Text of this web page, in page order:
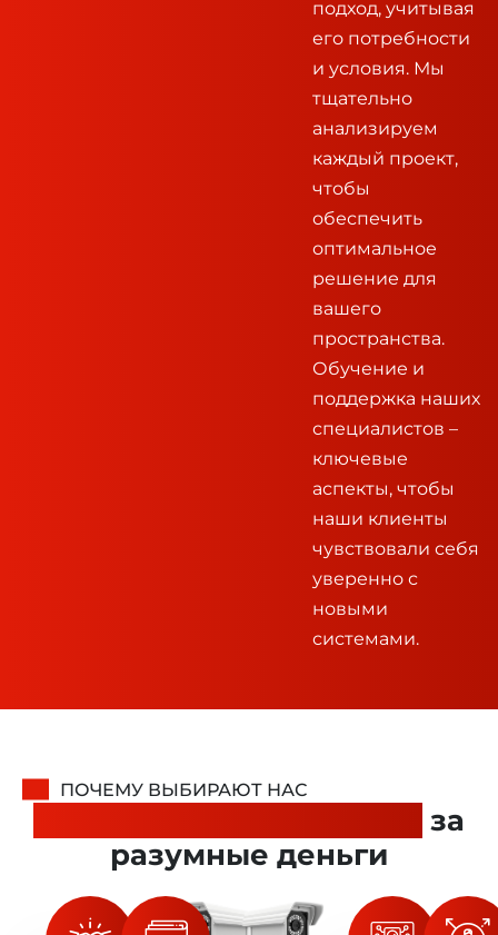
подход, учитывая
его потребности
и условия. Мы
тщательно
анализируем
каждый проект,
чтобы
обеспечить
оптимальное
решение для
вашего
пространства.
Обучение и
поддержка наших
специалистов –
ключевые
аспекты, чтобы
наши клиенты
чувствовали себя
уверенно с
новыми
системами.
ПОЧЕМУ ВЫБИРАЮТ НАС
за
разумные деньги